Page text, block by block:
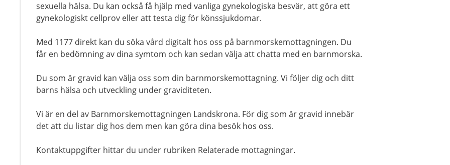
sexuella hälsa. Du kan också få hjälp med vanliga gynekologiska besvär, att göra ett
gynekologiskt cellprov eller att testa dig för könssjukdomar.
Med 1177 direkt kan du söka vård digitalt hos oss på barnmorskemottagningen. Du
får en bedömning av dina symtom och kan sedan välja att chatta med en barnmorska.
Du som är gravid kan välja oss som din barnmorskemottagning. Vi följer dig och ditt
barns hälsa och utveckling under graviditeten.
Vi är en del av Barnmorskemottagningen Landskrona. För dig som är gravid innebär
det att du listar dig hos dem men kan göra dina besök hos oss.
Kontaktuppgifter hittar du under rubriken Relaterade mottagningar.